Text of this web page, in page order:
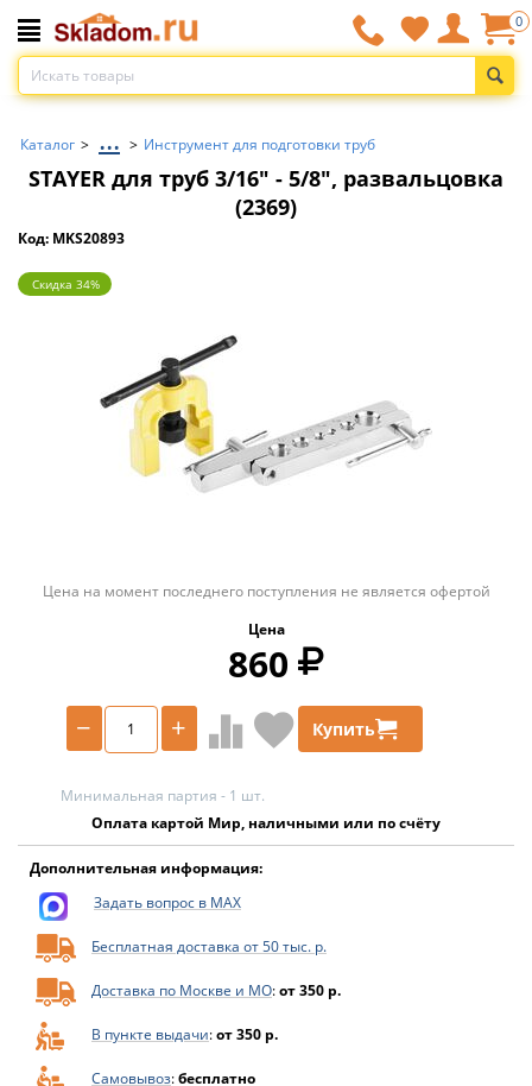
0
Каталог > ... > Инструмент для подготовки труб
STAYER для труб 3/16″ - 5/8″, развальцовка
(2369)
Код: MKS20893
Скидка 34%
Цена на момент последнего поступления не является офертой
Цена
860
+
− Купить
Минимальная партия - 1 шт.
Оплата картой Мир, наличными или по счёту
Дополнительная информация:
Задать вопрос в MAX
Бесплатная доставка от 50 тыс. р.
Доставка по Москве и МО:от 350 р.
В пункте выдачи:от 350 р.
Самовывоз:бесплатно